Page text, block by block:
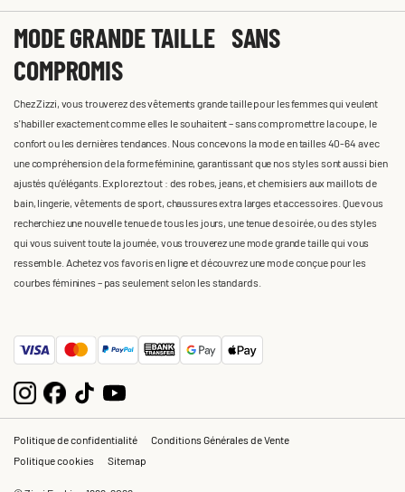
MODE GRANDE TAILLE SANS
COMPROMIS
Chez Zizzi, vous trouverez des vêtements grande taille pour les femmes qui veulent
s'habiller exactement comme elles le souhaitent – sans compromettre la coupe, le
confort ou les dernières tendances. Nous concevons la mode en tailles 40-64 avec
une compréhension de la forme féminine, garantissant que nos styles sont aussi bien
ajustés qu'élégants. Explorez tout : des robes, jeans, et chemisiers aux maillots de
bain, lingerie, vêtements de sport, chaussures extra larges et accessoires. Que vous
recherchiez une nouvelle tenue de tous les jours, une tenue de soirée, ou des styles
qui vous suivent toute la journée, vous trouverez une mode grande taille qui vous
ressemble. Achetez vos favoris en ligne et découvrez une mode conçue pour les
courbes féminines – pas seulement selon les standards.
Politique de confidentialité
Conditions Générales de Vente
Politique cookies
Sitemap